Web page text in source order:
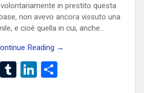
in prestito questa
non avevo ancora vissuto una
e cioè quella in cui, anche…
Reading →
Pinterest
TumblrLinkedIn